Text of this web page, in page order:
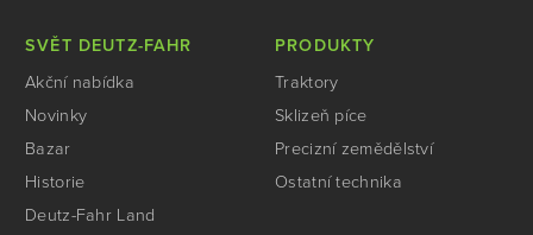
SVĚT DEUTZ-FAHR
Akční nabídka
Novinky
Bazar
Historie
Deutz-Fahr Land
PRODUKTY
Traktory
Sklizeň píce
Precizní zemědělství
Ostatní technika